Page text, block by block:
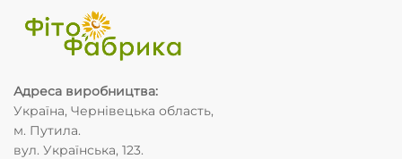
Адреса виробництва:
Україна, Чернівецька область,
м. Путила.
вул. Українська, 123.